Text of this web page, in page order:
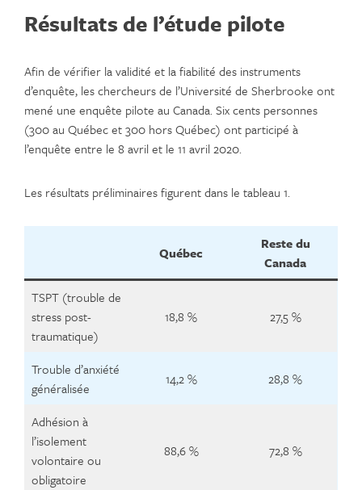
Résultats de l’étude pilote
Afin de vérifier la validité et la fiabilité des instruments
d’enquête, les chercheurs de l’Université de Sherbrooke ont
mené une enquête pilote au Canada. Six cents personnes
(300 au Québec et 300 hors Québec) ont participé à
l’enquête entre le 8 avril et le 11 avril 2020.
Les résultats préliminaires figurent dans le tableau 1.
Québec
Reste du
Canada
TSPT (trouble de
stress post-
traumatique)
18,8 % 27,5 %
Trouble d’anxiété
généralisée
14,2 % 28,8 %
Adhésion à
l’isolement
volontaire ou
obligatoire
88,6 % 72,8 %